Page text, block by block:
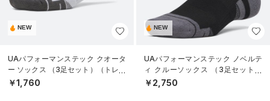
NEW
UAパフォーマンステック クオータ
ー ソックス （3足セット）（トレー
ニング/UNISEX）
￥1,760
NEW
UAパフォーマンステック ノベルテ
ィ クルーソックス （3足セット）
（トレーニング/UNISEX）
￥2,750